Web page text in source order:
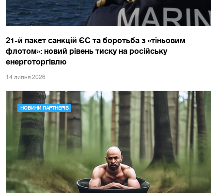
21-й пакет санкцій ЄС та боротьба з «тіньовим
флотом»: новий рівень тиску на російську
енерготоргівлю
14 липня 2026